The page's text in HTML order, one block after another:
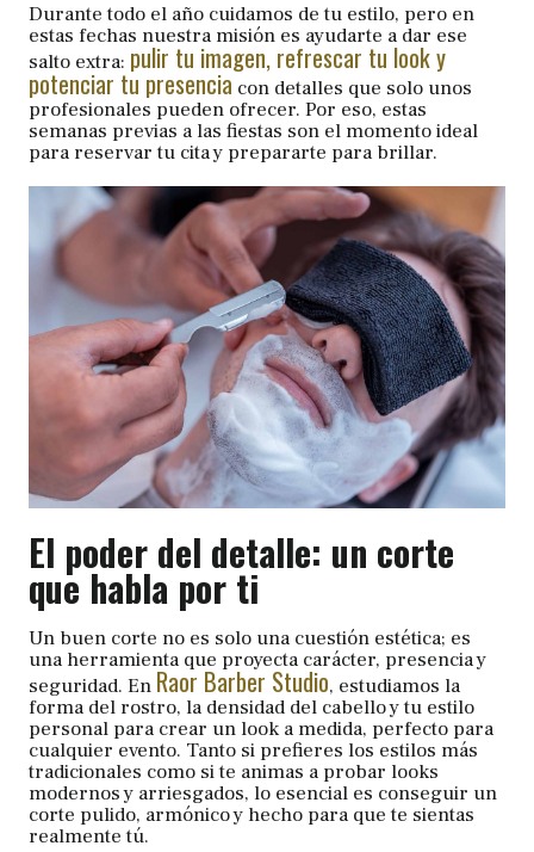
Durante todo el año cuidamos de tu estilo, pero en
estas fechas nuestra misión es ayudarte a dar ese
salto extra: pulir tu imagen, refrescar tu look y
potenciar tu presencia con detalles que solo unos
profesionales pueden ofrecer. Por eso, estas
semanas previas a las fiestas son el momento ideal
para reservar tu cita y prepararte para brillar.
El poder del detalle: un corte
que habla por ti
Un buen corte no es solo una cuestión estética; es
una herramienta que proyecta carácter, presencia y
seguridad. En Raor Barber Studio, estudiamos la
forma del rostro, la densidad del cabello y tu estilo
personal para crear un look a medida, perfecto para
cualquier evento. Tanto si prefieres los estilos más
tradicionales como si te animas a probar looks
modernos y arriesgados, lo esencial es conseguir un
corte pulido, armónico y hecho para que te sientas
realmente tú.